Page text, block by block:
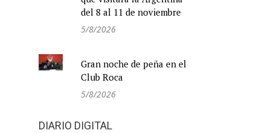
del 8 al 11 de noviembre
5/8/2026
Gran noche de peña en el
Club Roca
5/8/2026
DIARIO DIGITAL